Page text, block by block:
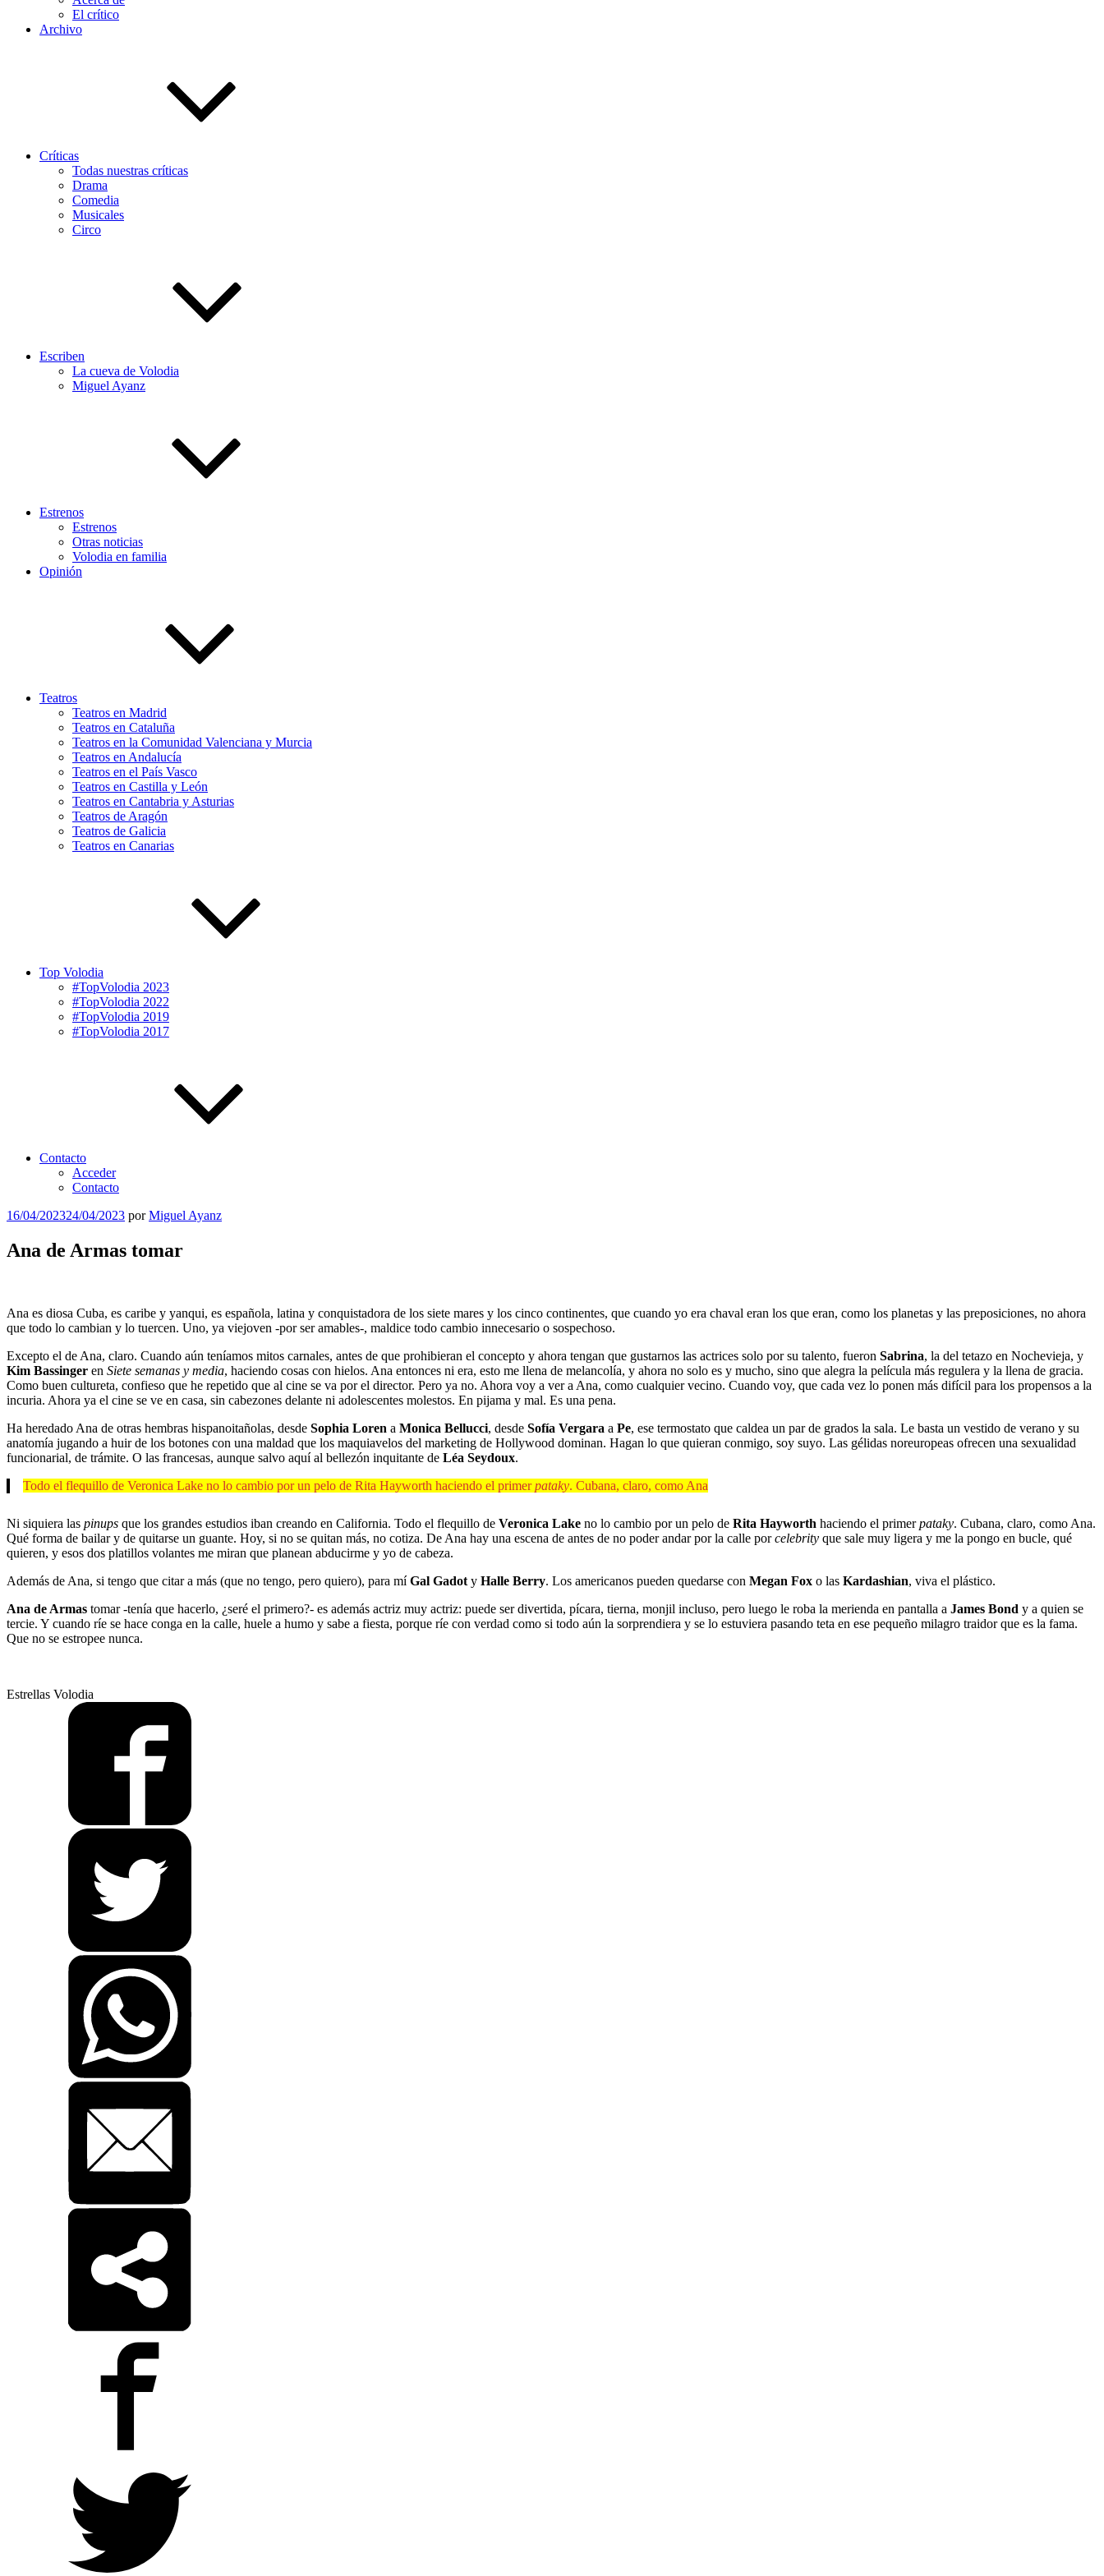
El crítico
Archivo
Críticas
Todas nuestras críticas
Drama
Comedia
Musicales
Circo
Escriben
La cueva de Volodia
Miguel Ayanz
Estrenos
Estrenos
Otras noticias
Volodia en familia
Opinión
Teatros
Teatros en Madrid
Teatros en Cataluña
Teatros en la Comunidad Valenciana y Murcia
Teatros en Andalucía
Teatros en el País Vasco
Teatros en Castilla y León
Teatros en Cantabria y Asturias
Teatros de Aragón
Teatros de Galicia
Teatros en Canarias
Top Volodia
#TopVolodia 2023
#TopVolodia 2022
#TopVolodia 2019
#TopVolodia 2017
Contacto
Acceder
Contacto
Publicado
16/04/202324/04/2023 porMiguel Ayanz
Ana de Armas tomar
Ana es diosa Cuba, es caribe y yanqui, es española, latina y conquistadora de los siete mares y los cinco continentes, que cuando yo era chaval eran los que eran, como los planetas y las preposiciones, no ahora
que todo lo cambian y lo tuercen. Uno, ya viejoven -por ser amables-, maldice todo cambio innecesario o sospechoso.
Excepto el de Ana, claro. Cuando aún teníamos mitos carnales, antes de que prohibieran el concepto y ahora tengan que gustarnos las actrices solo por su talento, fueron Sabrina, la del tetazo en Nochevieja, y
Kim Bassinger en Siete semanas y media, haciendo cosas con hielos. Ana entonces ni era, esto me llena de melancolía, y ahora no solo es y mucho, sino que alegra la película más regulera y la llena de gracia.
Como buen cultureta, confieso que he repetido que al cine se va por el director. Pero ya no. Ahora voy a ver a Ana, como cualquier vecino. Cuando voy, que cada vez lo ponen más difícil para los propensos a la
incuria. Ahora ya el cine se ve en casa, sin cabezones delante ni adolescentes molestos. En pijama y mal. Es una pena.
Ha heredado Ana de otras hembras hispanoitañolas, desde Sophia Loren a Monica Bellucci, desde Sofía Vergara a Pe, ese termostato que caldea un par de grados la sala. Le basta un vestido de verano y su
anatomía jugando a huir de los botones con una maldad que los maquiavelos del marketing de Hollywood dominan. Hagan lo que quieran conmigo, soy suyo. Las gélidas noreuropeas ofrecen una sexualidad
funcionarial, de trámite. O las francesas, aunque salvo aquí al bellezón inquitante de Léa Seydoux.
Todo el flequillo de Veronica Lake no lo cambio por un pelo de Rita Hayworth haciendo el primerpataky. Cubana, claro, como Ana
Ni siquiera las pinups que los grandes estudios iban creando en California. Todo el flequillo de Veronica Lake no lo cambio por un pelo de Rita Hayworth haciendo el primerpataky. Cubana, claro, como Ana.
Qué forma de bailar y de quitarse un guante. Hoy, si no se quitan más, no cotiza. De Ana hay una escena de antes de no poder andar por la calle porcelebrity que sale muy ligera y me la pongo en bucle, qué
quieren, y esos dos platillos volantes me miran que planean abducirme y yo de cabeza.
Además de Ana, si tengo que citar a más (que no tengo, pero quiero), para míGal Gadot y Halle Berry. Los americanos pueden quedarse con Megan Fox o las Kardashian, viva el plástico.
Ana de Armas tomar -tenía que hacerlo, ¿seré el primero?- es además actriz muy actriz: puede ser divertida, pícara, tierna, monjil incluso, pero luego le roba la merienda en pantalla a James Bond y a quien se
tercie. Y cuando ríe se hace conga en la calle, huele a humo y sabe a fiesta, porque ríe con verdad como si todo aún la sorprendiera y se lo estuviera pasando teta en ese pequeño milagro traidor que es la fama.
Que no se estropee nunca.
Estrellas Volodia